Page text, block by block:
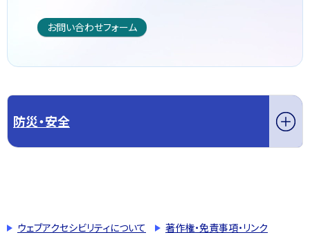
お問い合わせフォーム
防災・安全
ウェブアクセシビリティについて
著作権・免責事項・リンク